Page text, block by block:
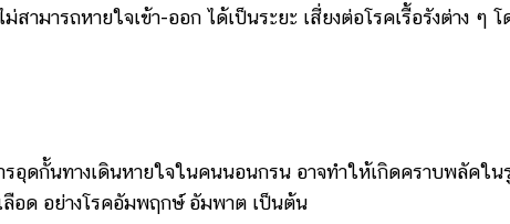
ามารถหายใจเข้า-ออก ได้เป็นระยะ เสี่ยงต่อโรคเรื้อรังต่าง ๆ โ
ดกั้นทางเดินหายใจในคนนอนกรน อาจทำให้เกิดคราบพลัคใน
ลือด อย่างโรคอัมพฤกษ์ อัมพาต เป็นต้น